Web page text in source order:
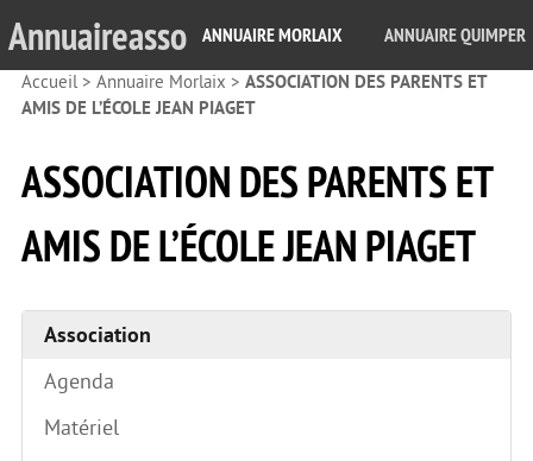
Annuaireasso ANNUAIRE MORLAIX ANNUAIRE QUIMPER
Accueil> Annuaire Morlaix > ASSOCIATION DES PARENTS ET
AMIS DE L’ÉCOLE JEAN PIAGET
ASSOCIATION DES PARENTS ET
AMIS DE L’ÉCOLE JEAN PIAGET
Association
Agenda
Matériel